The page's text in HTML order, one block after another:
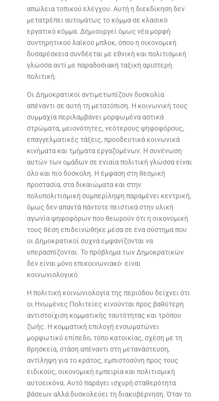
απώλεια τοπικού ελέγχου. Αυτή η διεκδίκηση δεν
μετατρέπει αυτομάτως το κόμμα σε κλασικό
εργατικό κόμμα. Δημιουργεί όμως νέα μορφή
συντηρητικού λαϊκού μπλοκ, όπου η οικονομική
δυσαρέσκεια συνδέεται με εθνική και πολιτισμική
γλώσσα αντί με παραδοσιακή ταξική αριστερή
πολιτική.
Οι Δημοκρατικοί αντιμετωπίζουν δυσκολία
απέναντι σε αυτή τη μετατόπιση. Η κοινωνική τους
συμμαχία περιλαμβάνει μορφωμένα αστικά
στρώματα, μειονότητες, νεότερους ψηφοφόρους,
επαγγελματικές τάξεις, προοδευτικά κοινωνικά
κινήματα και τμήματα εργαζομένων. Η συνένωση
αυτών των ομάδων σε ενιαία πολιτική γλώσσα είναι
όλο και πιο δύσκολη. Η έμφαση στη θεσμική
προστασία, στα δικαιώματα και στην
πολυπολιτισμική συμπερίληψη παραμένει κεντρική,
όμως δεν απαντά πάντοτε πειστικά στην υλική
αγωνία ψηφοφόρων που θεωρούν ότι η οικονομική
τους θέση επιδεινώθηκε μέσα σε ένα σύστημα που
οι Δημοκρατικοί συχνά εμφανίζονται να
υπερασπίζονται. Το πρόβλημα των Δημοκρατικών
δεν είναι μόνο επικοινωνιακό· είναι
κοινωνιολογικό.
Η πολιτική κοινωνιολογία της περιόδου δείχνει ότι
οι Ηνωμένες Πολιτείες κινούνται προς βαθύτερη
αντιστοίχιση κομματικής ταυτότητας και τρόπου
ζωής. Η κομματική επιλογή ενσωματώνει
μορφωτικό επίπεδο, τόπο κατοικίας, σχέση με τη
θρησκεία, στάση απέναντι στη μετανάστευση,
αντίληψη για το κράτος, εμπιστοσύνη προς τους
ειδικούς, οικονομική εμπειρία και πολιτισμική
αυτοεικόνα. Αυτό παράγει ισχυρή σταθερότητα
βάσεων αλλά δυσκολεύει τη διακυβέρνηση. Όταν το